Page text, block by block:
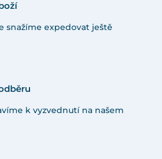
snažíme expedovat ještě
k vyzvednutí na našem